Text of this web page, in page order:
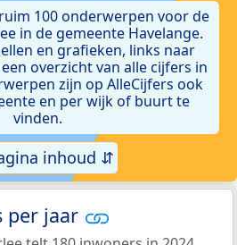
100 onderwerpen voor de
in de gemeente Havelange.
en grafieken, links naar
overzicht van alle cijfers in
zijn op AlleCijfers ook
en per wijk of buurt te
vinden.
inhoud ⇵
per jaar